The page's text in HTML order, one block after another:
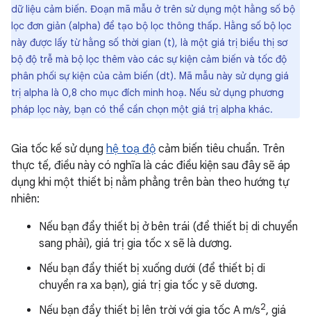
dữ liệu cảm biến. Đoạn mã mẫu ở trên sử dụng một hằng số bộ
lọc đơn giản (alpha) để tạo bộ lọc thông thấp. Hằng số bộ lọc
này được lấy từ hằng số thời gian (t), là một giá trị biểu thị sơ
bộ độ trễ mà bộ lọc thêm vào các sự kiện cảm biến và tốc độ
phân phối sự kiện của cảm biến (dt). Mã mẫu này sử dụng giá
trị alpha là 0,8 cho mục đích minh hoạ. Nếu sử dụng phương
pháp lọc này, bạn có thể cần chọn một giá trị alpha khác.
Gia tốc kế sử dụng hệ toạ độ cảm biến tiêu chuẩn. Trên
thực tế, điều này có nghĩa là các điều kiện sau đây sẽ áp
dụng khi một thiết bị nằm phẳng trên bàn theo hướng tự
nhiên:
Nếu bạn đẩy thiết bị ở bên trái (để thiết bị di chuyển
sang phải), giá trị gia tốc x sẽ là dương.
Nếu bạn đẩy thiết bị xuống dưới (để thiết bị di
chuyển ra xa bạn), giá trị gia tốc y sẽ dương.
Nếu bạn đẩy thiết bị lên trời với gia tốc A m/s2, giá